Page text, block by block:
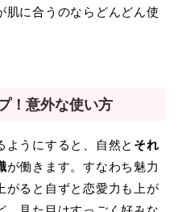
肌に合うのならどんどん使
！意外な使い方
ようにすると、自然と それ
が働きます。すなわち魅力
がると自ずと恋愛力も上が